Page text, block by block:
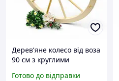
Дерев'яне колесо від воза
90 см з круглими
Готово до відправки